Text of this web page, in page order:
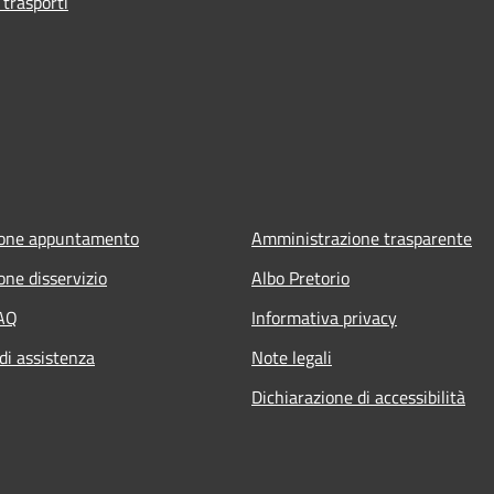
appuntamento
disservizio
assistenza
Amministrazione trasparente
Albo Pretorio
Informativa privacy
Note legali
Dichiarazione di accessibilità